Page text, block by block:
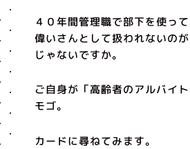
４０年間管理職で部下を使っ
偉いさんとして扱われないの
じゃないですか。
ご自身が「高齢者のアルバイ
モゴ。
カードに尋ねてみます。